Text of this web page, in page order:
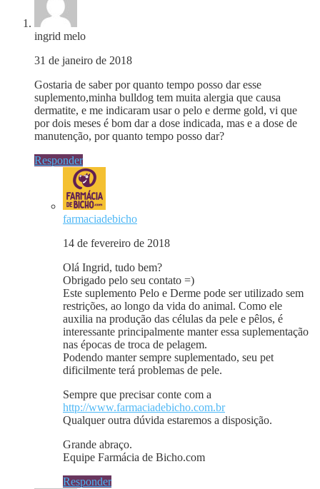
ingrid melo
31 de janeiro de 2018
Gostaria de saber por quanto tempo posso dar esse
suplemento,minha bulldog tem muita alergia que causa
dermatite, e me indicaram usar o pelo e derme gold, vi que
por dois meses é bom dar a dose indicada, mas e a dose de
manutenção, por quanto tempo posso dar?
Responder
farmaciadebicho
14 de fevereiro de 2018
Olá Ingrid, tudo bem?
Obrigado pelo seu contato =)
Este suplemento Pelo e Derme pode ser utilizado sem
restrições, ao longo da vida do animal. Como ele
auxilia na produção das células da pele e pêlos, é
interessante principalmente manter essa suplementação
nas épocas de troca de pelagem.
Podendo manter sempre suplementado, seu pet
dificilmente terá problemas de pele.
Sempre que precisar conte com a
http://www.farmaciadebicho.com.br
Qualquer outra dúvida estaremos a disposição.
Grande abraço.
Equipe Farmácia de Bicho.com
Responder